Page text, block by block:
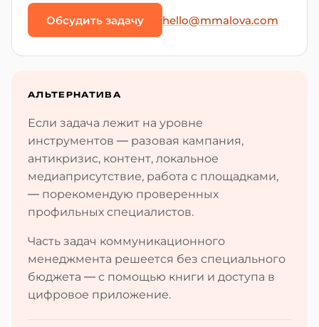
Обсудить задачу hello@mmalova.com
АЛЬТЕРНАТИВА
Если задача лежит на уровне
инструментов — разовая кампания,
антикризис, контент, локальное
медиаприсутствие, работа с площадками,
— порекомендую проверенных
профильных специалистов.
Часть задач коммуникационного
менеджмента решеется без специального
бюджета — с помощью книги и доступа в
цифровое приложение.